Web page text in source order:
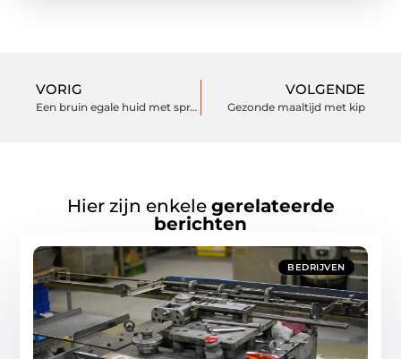
VORIG
Een bruin egale huid met spray tan
VOLGENDE
Gezonde maaltijd met kip
Hier zijn enkele gerelateerde
berichten
BEDRIJVEN